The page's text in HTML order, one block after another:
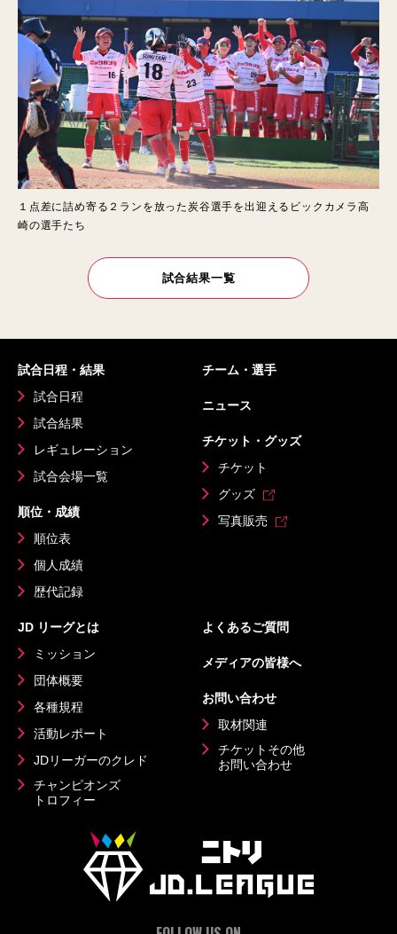
１点差に詰め寄る２ランを放った炭谷選手を出迎えるビックカメラ高
崎の選手たち
試合結果一覧
試合日程・結果
試合日程
試合結果
レギュレーション
試合会場一覧
順位・成績
順位表
個人成績
歴代記録
チーム・選手
ニュース
チケット・グッズ
チケット
グッズ
写真販売
JD リーグとは
ミッション
団体概要
各種規程
活動レポート
JDリーガーのクレド
チャンピオンズ
トロフィー
よくあるご質問
メディアの皆様へ
お問い合わせ
取材関連
チケットその他
お問い合わせ